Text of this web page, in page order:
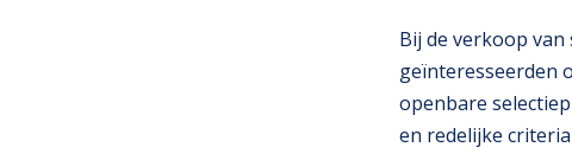
Bij de verkoop
geïnteresseerden
openbare
en redelijke